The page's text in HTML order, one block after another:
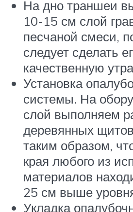
На дно траншеи
10-15 см слой
песчаной смеси,
следует сделать
качественную
Установка
системы. На
слой выполняем
деревянных
таким образом,
края любого из
материалов
25 см выше
Укладка